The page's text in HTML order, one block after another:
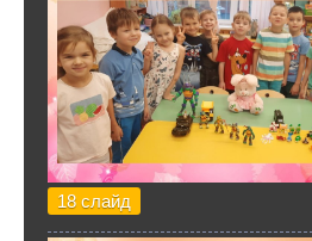
18 слайд